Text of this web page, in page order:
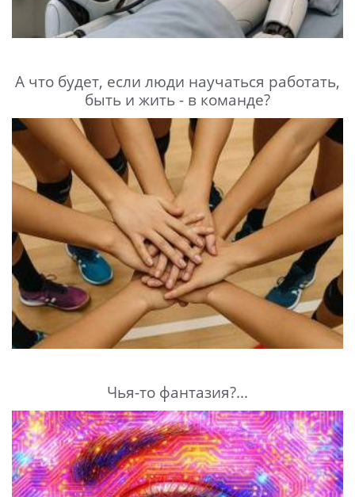
А что будет, если люди научаться работать,
быть и жить - в команде?
Чья-то фантазия?...